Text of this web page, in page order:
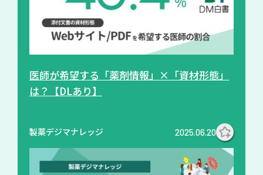
医師が希望する「薬剤情報」×「資材形態」
は？【DLあり】
製薬デジマナレッジ 2025.06.20